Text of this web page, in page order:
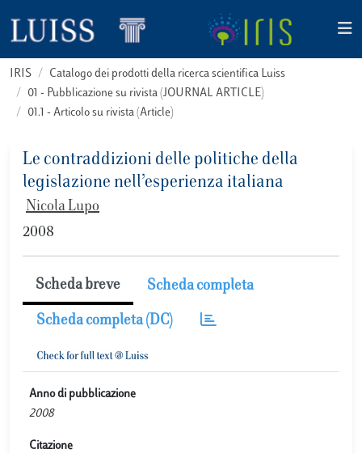
IRIS
Catalogo dei prodotti della ricerca scientifica Luiss
01 - Pubblicazione su rivista (JOURNAL ARTICLE)
01.1 - Articolo su rivista (Article)
Le contraddizioni delle politiche della
legislazione nell’esperienza italiana
Nicola Lupo
2008
Scheda breve Scheda completa
Scheda completa (DC)
Anno di pubblicazione
2008
Citazione